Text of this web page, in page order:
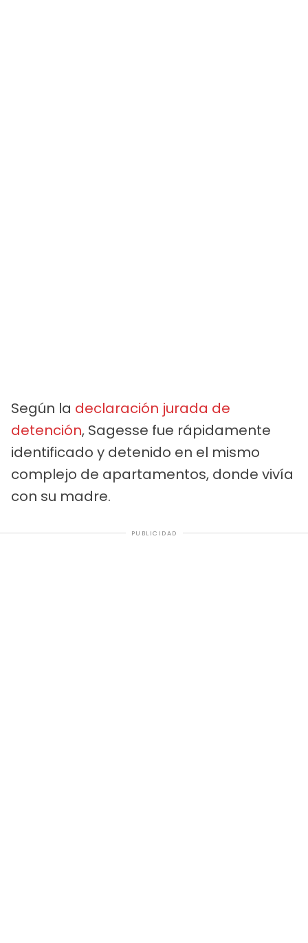
Según la declaración jurada de
detención, Sagesse fue rápidamente
identificado y detenido en el mismo
complejo de apartamentos, donde vivía
con su madre.
PUBLICIDAD